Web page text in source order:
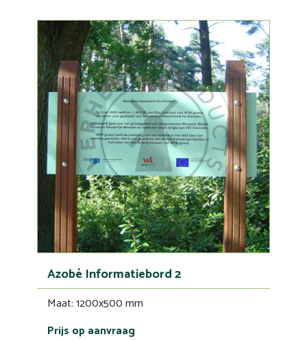
Azobé Informatiebord 2
Maat: 1200x500 mm
Prijs op aanvraag